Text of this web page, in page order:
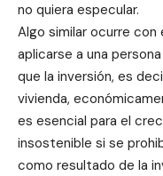
no quiera especular.
Algo similar ocurre
aplicarse a una
que la inversión, es
vivienda,
es esencial para el
insostenible si se
como resultado de la